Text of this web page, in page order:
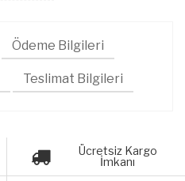
Ödeme Bilgileri
Teslimat Bilgileri
Ücretsiz Kargo
İmkanı